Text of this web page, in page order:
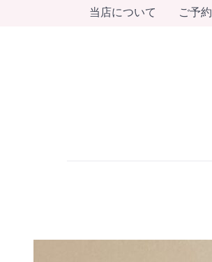
当店について ご予約